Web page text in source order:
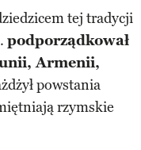
tej tradycji
podporządkował
Armenii,
powstania
rzymskie